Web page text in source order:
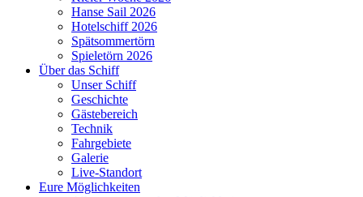
Hanse Sail 2026
Hotelschiff 2026
Spätsommertörn
Spieletörn 2026
Über das Schiff
Unser Schiff
Geschichte
Gästebereich
Technik
Fahrgebiete
Galerie
Live-Standort
Eure Möglichkeiten